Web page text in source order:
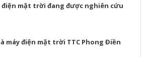
điện mặt trời đang được nghiên cứu
máy điện mặt trời TTC Phong Điền